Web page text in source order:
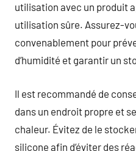
utilisation avec un produit
utilisation sûre. Assurez-
convenablement pour
d’humidité et garantir un
Il est recommandé de
dans un endroit propre et
chaleur. Évitez de le
silicone afin d’éviter des